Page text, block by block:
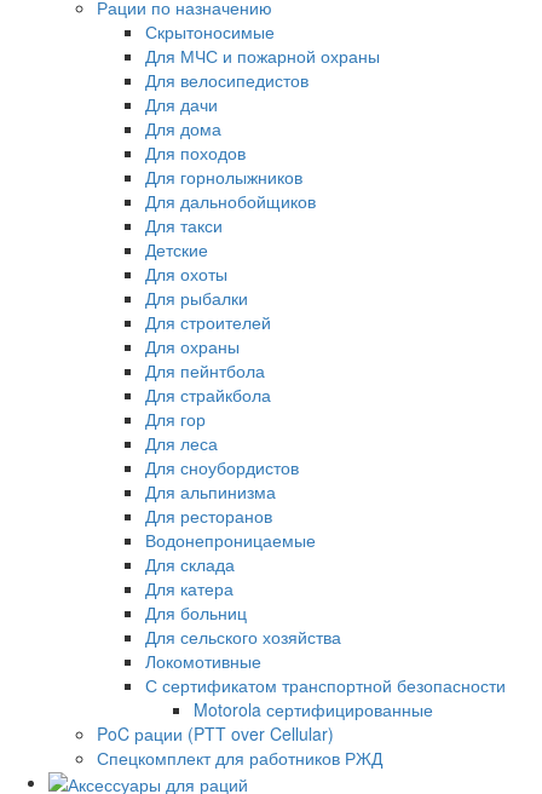
Рации по назначению
Скрытоносимые
Для МЧС и пожарной охраны
Для велосипедистов
Для дачи
Для дома
Для походов
Для горнолыжников
Для дальнобойщиков
Для такси
Детские
Для охоты
Для рыбалки
Для строителей
Для охраны
Для пейнтбола
Для страйкбола
Для гор
Для леса
Для сноубордистов
Для альпинизма
Для ресторанов
Водонепроницаемые
Для склада
Для катера
Для больниц
Для сельского хозяйства
Локомотивные
С сертификатом транспортной безопасности
Motorola сертифицированные
PoC рации (PTT over Cellular)
Спецкомплект для работников РЖД